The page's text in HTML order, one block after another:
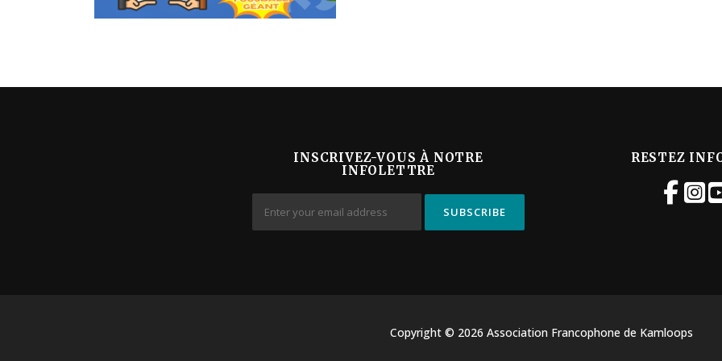
INSCRIVEZ-VOUS À NOTRE
INFOLETTRE
RESTEZ
Copyright © 2026 Association Francophone de Kamloops